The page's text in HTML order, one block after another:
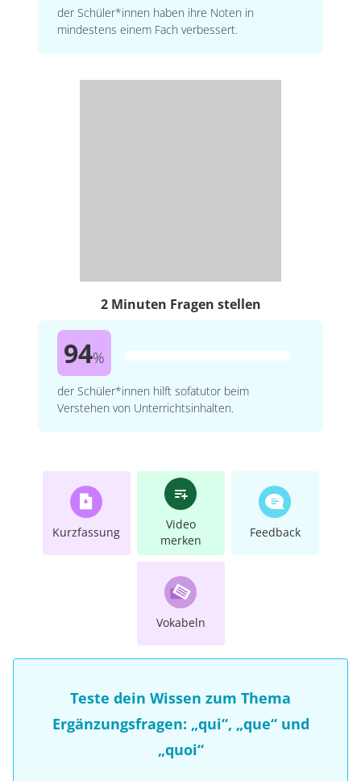
der Schüler*innen haben ihre Noten in
mindestens einem Fach verbessert.
2 Minuten Fragen stellen
94%
der Schüler*innen hilft sofatutor beim
Verstehen von Unterrichtsinhalten.
Kurzfassung
Video
merken
Feedback
Vokabeln
Teste dein Wissen zum Thema
Ergänzungsfragen: „qui“, „que“ und
„quoi“